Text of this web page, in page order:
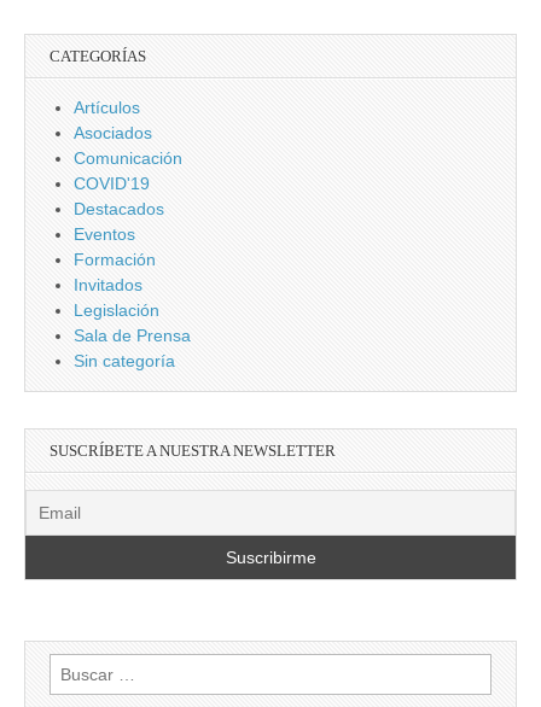
CATEGORÍAS
Artículos
Asociados
Comunicación
COVID'19
Destacados
Eventos
Formación
Invitados
Legislación
Sala de Prensa
Sin categoría
SUSCRÍBETE A NUESTRA NEWSLETTER
Buscar: